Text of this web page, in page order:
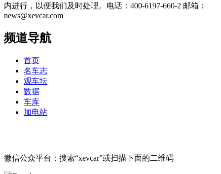
内进行，以便我们及时处理。电话：400-6197-660-2 邮箱：
news@xevcar.com
频道导航
首页
名车志
观车坛
数据
车库
加电站
微信公众平台：搜索“xevcar”或扫描下面的二维码